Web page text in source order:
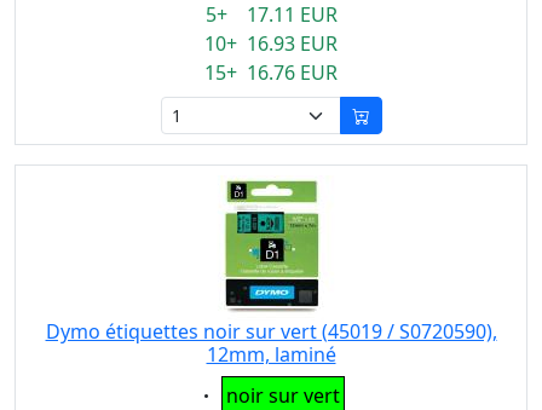
5+ 17.11 EUR
10+ 16.93 EUR
15+ 16.76 EUR
Dymo étiquettes noir sur vert (45019 / S0720590),
12mm, laminé
Eigenschaft:
noir sur vert